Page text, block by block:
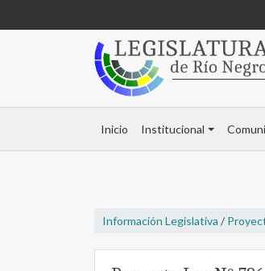
Inicio Institucional
Información Legislativa /